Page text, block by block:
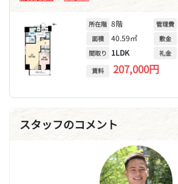
所在階 8階
面積 40.59㎡
間取り 1LDK
賃料 207,000円
管理費
敷金
礼金
スタッフのコメント